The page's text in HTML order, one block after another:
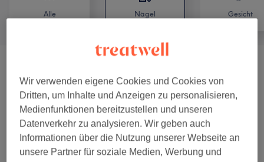
Alle Nägel Gesicht
8)
ab CHF 110
Damen - Manicure & Pedicure (9) ab CHF 30
Herren - Manicure & Pedicure (3 ) ab CHF 40
Wir verwenden eigene Cookies und Cookies von
Dritten, um Inhalte und Anzeigen zu personalisieren,
Medienfunktionen bereitzustellen und unseren
Datenverkehr zu analysieren. Wir geben auch
Informationen über die Nutzung unserer Webseite an
unsere Partner für soziale Medien, Werbung und